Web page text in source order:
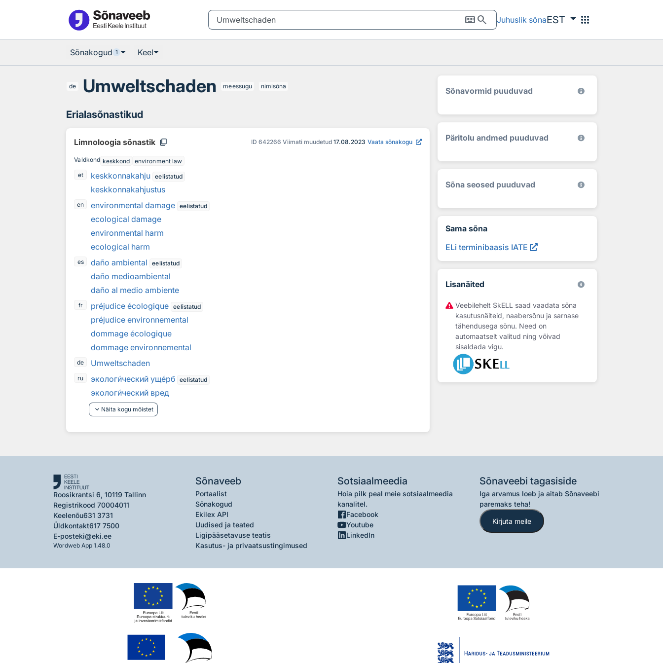
keyboardsearch Juhuslik sõnaEST apps
Sõnakogud 1 Keel
de Umweltschaden meessugu nimisõna
Erialasõnastikud
Limnoloogia sõnastik content_copy ID 642266 Viimati muudetud 17.08.2023 Vaata sõnakogu
Valdkond keskkond
environment law
et
keskkonnakahju eelistatud
keskkonnakahjustus
en environmental damage eelistatud
ecological damage
environmental harm
ecological harm
es daño ambiental eelistatud
daño medioambiental
daño al medio ambiente
fr préjudice écologique eelistatud
préjudice environnemental
dommage écologique
dommage environnemental
de Umweltschaden
ru экологический ущерб eelistatud
экологический вред
keyboard_arrow_down Näita kogu mõistet
Sõnavormid puuduvad
Päritolu andmed puuduvad
Sõna seosed puuduvad
Sama sõna
ELi terminibaasis IATE
Lisanäited
Veebilehelt SkELL saad vaadata sõna
kasutusnäiteid, naabersõnu ja sarnase
tähendusega sõnu. Need on
automaatselt valitud ning võivad
sisaldada vigu.
Roosikrantsi 6, 10119 Tallinn
Registrikood 70004011
Keelenõu631 3731
Üldkontakt617 7500
E-posteki@eki.ee
Wordweb App 1.48.0
Sõnaveeb
Portaalist
Sõnakogud
Ekilex API
Uudised ja teated
Ligipääsetavuse teatis
Kasutus- ja privaatsustingimused
Sotsiaalmeedia
Hoia pilk peal meie sotsiaalmeedia
kanalitel.
Facebook
Youtube
LinkedIn
Sõnaveebi tagasiside
Iga arvamus loeb ja aitab Sõnaveebi
paremaks teha!
Kirjuta meile